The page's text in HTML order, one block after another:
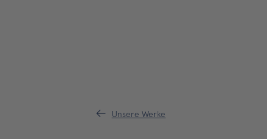
Unsere Werke